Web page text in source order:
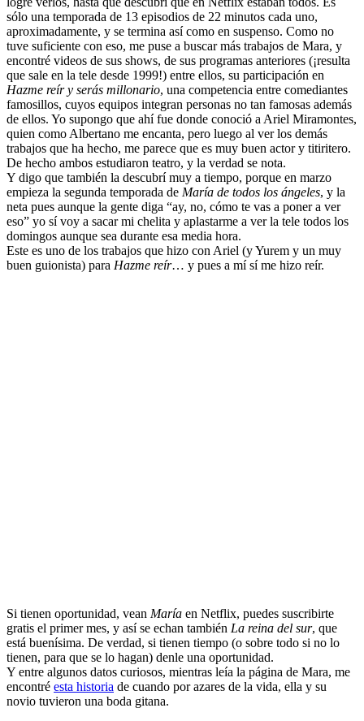
sólo una temporada de 13 episodios de 22 minutos cada uno,
aproximadamente, y se termina así como en suspenso. Como no
tuve suficiente con eso, me puse a buscar más trabajos de Mara, y
encontré videos de sus shows, de sus programas anteriores (¡resulta
que sale en la tele desde 1999!) entre ellos, su participación en
Hazme reír y serás millonario, una competencia entre comediantes
famosillos, cuyos equipos integran personas no tan famosas además
de ellos. Yo supongo que ahí fue donde conoció a Ariel Miramontes,
quien como Albertano me encanta, pero luego al ver los demás
trabajos que ha hecho, me parece que es muy buen actor y titiritero.
De hecho ambos estudiaron teatro, y la verdad se nota.
Y digo que también la descubrí muy a tiempo, porque en marzo
empieza la segunda temporada de María de todos los ángeles, y la
neta pues aunque la gente diga “ay, no, cómo te vas a poner a ver
eso” yo sí voy a sacar mi chelita y aplastarme a ver la tele todos los
domingos aunque sea durante esa media hora.
Este es uno de los trabajos que hizo con Ariel (y Yurem y un muy
buen guionista) para Hazme reír… y pues a mí sí me hizo reír.
Si tienen oportunidad, vean María en Netflix, puedes suscribirte
gratis el primer mes, y así se echan también La reina del sur, que
está buenísima. De verdad, si tienen tiempo (o sobre todo si no lo
tienen, para que se lo hagan) denle una oportunidad.
Y entre algunos datos curiosos, mientras leía la página de Mara, me
encontré esta historia de cuando por azares de la vida, ella y su
novio tuvieron una boda gitana.